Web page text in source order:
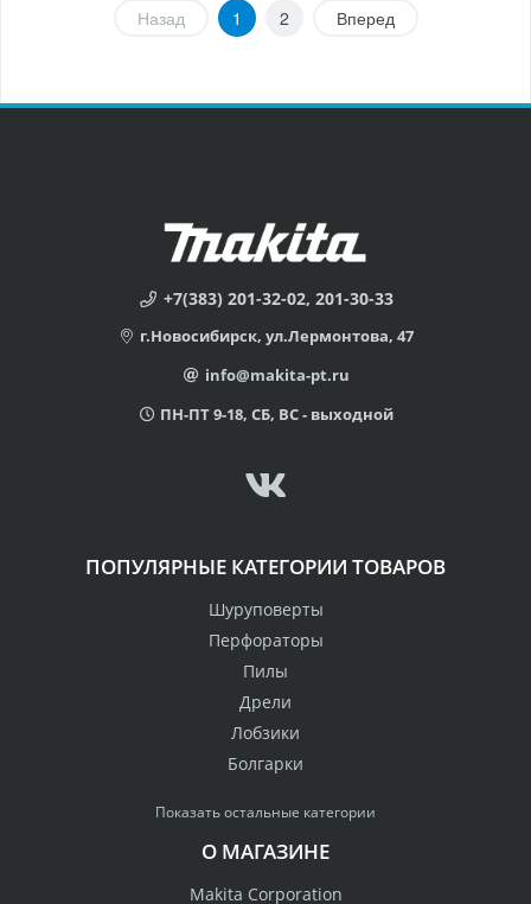
Назад 1 2 Вперед
+7(383) 201-32-02, 201-30-33
г.Новосибирск, ул.Лермонтова, 47
info@makita-pt.ru
ПН-ПТ 9-18, СБ, ВС - выходной
ПОПУЛЯРНЫЕ КАТЕГОРИИ ТОВАРОВ
Шуруповерты
Перфораторы
Пилы
Дрели
Лобзики
Болгарки
Показать остальные категории
О МАГАЗИНЕ
Makita Corporation